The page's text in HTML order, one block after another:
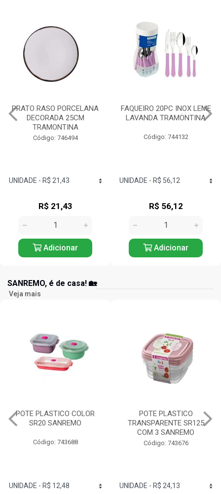
PRATO RASO PORCELANA
DECORADA 25CM
TRAMONTINA
Código: 746494
R$ 21,43
Adicionar
FAQUEIRO 20PC INOX LEME
LAVANDA TRAMONTINA
Código: 744132
R$ 56,12
Adicionar
SANREMO, é de casa! 🏡
Veja mais
POTE PLASTICO COLOR
SR20 SANREMO
Código: 743688
POTE PLASTICO
TRANSPARENTE SR125
COM 3 SANREMO
Código: 743676